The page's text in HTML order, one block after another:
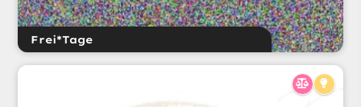
Frei*Tage